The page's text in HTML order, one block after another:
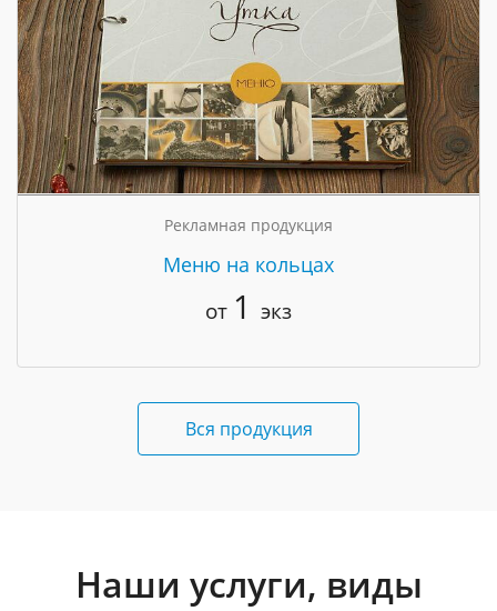
Рекламная продукция
Меню на кольцах
от 1 экз
Вся продукция
Наши услуги, виды